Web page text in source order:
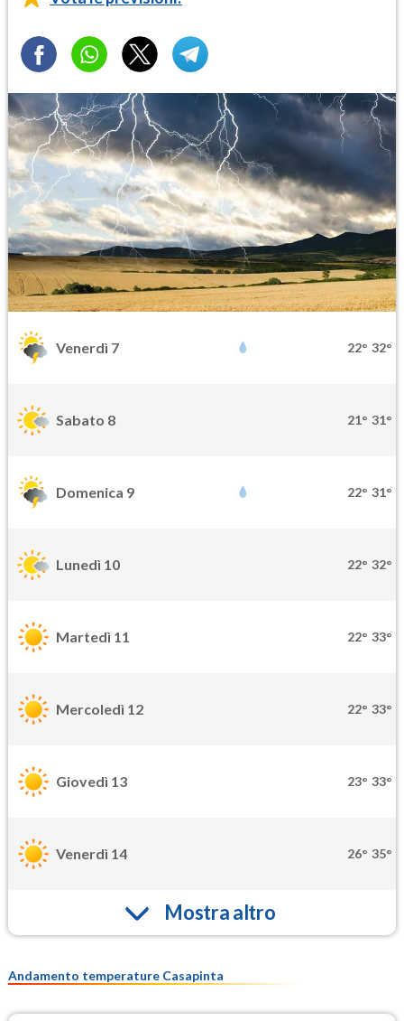
Venerdì 7 22° 32°
Sabato 8 21° 31°
Domenica 9 22° 31°
Lunedì 10 22° 32°
Martedì 11 22° 33°
Mercoledì 12 22° 33°
Giovedì 13 23° 33°
Venerdì 14 26° 35°
Mostra altro
Andamento temperature Casapinta